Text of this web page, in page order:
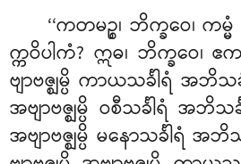
‘‘ကတမဉ္စ၊ ဘိက္ခဝေ
က္ကဝိပါကံ? ဣဓ၊ ဘိက္ခဝေ၊ ဧက
ဗျာဗဇ္ဈမ္ပိ ကာယသင်္ခါရံ အဘိသင်္
အဗျာဗဇ္ဈမ္ပိ ဝစီသင်္ခါရံ အဘိသင်္
အဗျာဗဇ္ဈမ္ပိ မနောသင်္ခါရံ